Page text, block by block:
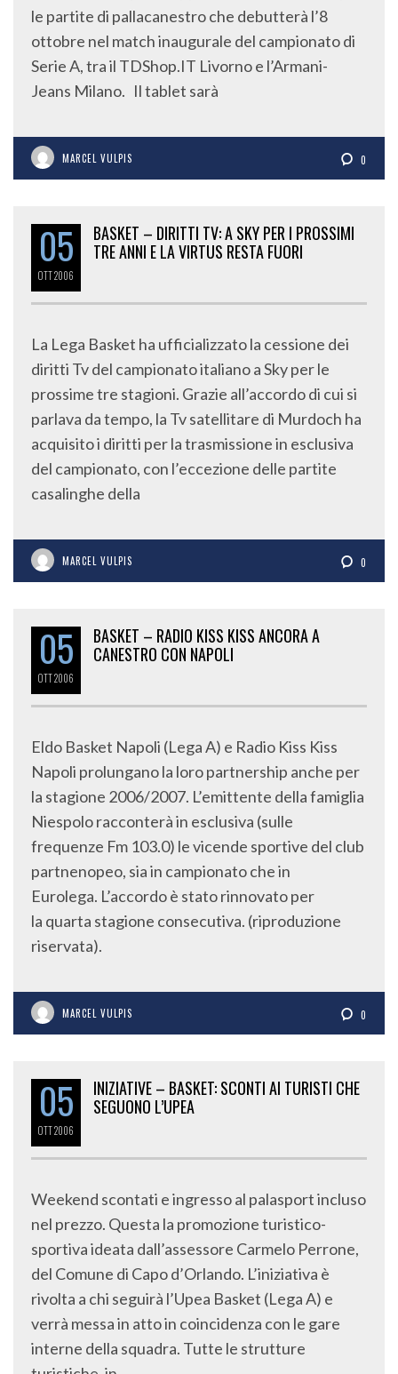
le partite di pallacanestro che debutterà l’8
ottobre nel match inaugurale del campionato di
Serie A, tra il TDShop.IT Livorno e l’Armani-
Jeans Milano. Il tablet sarà
MARCEL VULPIS 0
05
OTT2006
BASKET – DIRITTI TV: A SKY PER I PROSSIMI
TRE ANNI E LA VIRTUS RESTA FUORI
La Lega Basket ha ufficializzato la cessione dei
diritti Tv del campionato italiano a Sky per le
prossime tre stagioni. Grazie all’accordo di cui si
parlava da tempo, la Tv satellitare di Murdoch ha
acquisito i diritti per la trasmissione in esclusiva
del campionato, con l’eccezione delle partite
casalinghe della
MARCEL VULPIS 0
05
OTT2006
BASKET – RADIO KISS KISS ANCORA A
CANESTRO CON NAPOLI
Eldo Basket Napoli (Lega A) e Radio Kiss Kiss
Napoli prolungano la loro partnership anche per
la stagione 2006/2007. L’emittente della famiglia
Niespolo racconterà in esclusiva (sulle
frequenze Fm 103.0) le vicende sportive del club
partnenopeo, sia in campionato che in
Eurolega. L’accordo è stato rinnovato per
la quarta stagione consecutiva. (riproduzione
riservata).
MARCEL VULPIS 0
05
OTT2006
INIZIATIVE – BASKET: SCONTI AI TURISTI CHE
SEGUONO L’UPEA
Weekend scontati e ingresso al palasport incluso
nel prezzo. Questa la promozione turistico-
sportiva ideata dall’assessore Carmelo Perrone,
del Comune di Capo d’Orlando. L’iniziativa è
rivolta a chi seguirà l’Upea Basket (Lega A) e
verrà messa in atto in coincidenza con le gare
interne della squadra. Tutte le strutture